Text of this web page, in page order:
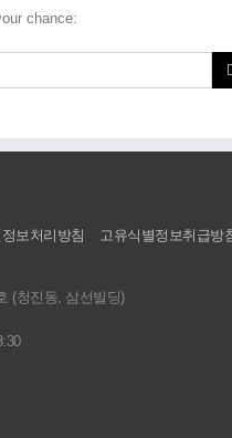
chance:
보처리방침
고유식별정보취급방
(청진동, 삼선빌딩)